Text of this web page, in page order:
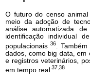
O futuro do censo
meio da adoção de
análise automatizada
identificação individual
populacionais 36
.
dados, como big data, em
e registros veterinários,
em tempo real 37,38.